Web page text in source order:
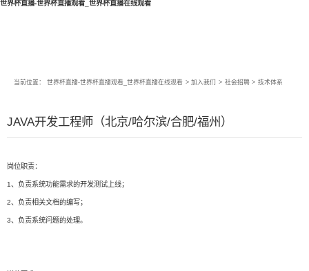
世界杯直播-世界杯直播观看_世界杯直播在线观看
当前位置： 世界杯直播-世界杯直播观看_世界杯直播在线观看 > 加入我们 > 社会招聘 > 技术体系
JAVA开发工程师（北京/哈尔滨/合肥/福州）
岗位职责：
1、负责系统功能需求的开发测试上线；
2、负责相关文档的编写；
3、负责系统问题的处理。